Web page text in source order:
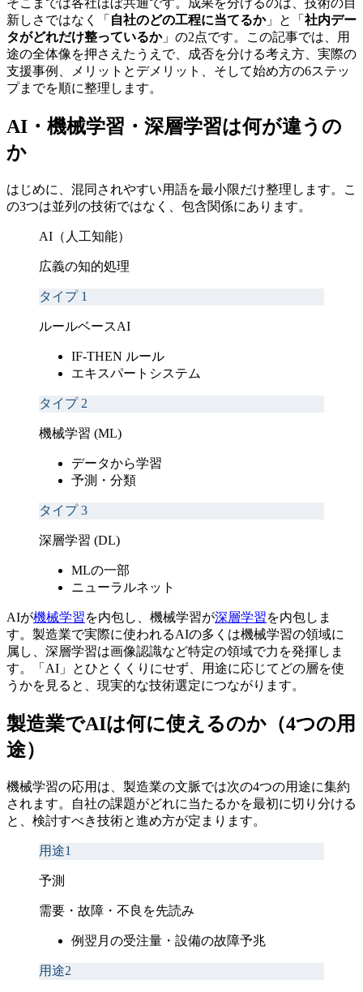
そこまでは各社ほぼ共通です。成果を分けるのは、技術の目
新しさではなく「 自社のどの工程に当てるか」と「 社内デー
タがどれだけ整っているか」の2点です。この記事では、用
途の全体像を押さえたうえで、成否を分ける考え方、実際の
支援事例、メリットとデメリット、そして始め方の6ステッ
プまでを順に整理します。
AI・機械学習・深層学習は何が違うの
か
はじめに、混同されやすい用語を最小限だけ整理します。こ
の3つは並列の技術ではなく、包含関係にあります。
AI（人工知能）
広義の知的処理
タイプ 1
ルールベースAI
IF-THEN ルール
エキスパートシステム
タイプ 2
機械学習 (ML)
データから学習
予測・分類
タイプ3
深層学習 (DL)
MLの一部
ニューラルネット
AIが機械学習を内包し、機械学習が深層学習を内包しま
す。製造業で実際に使われるAIの多くは機械学習の領域に
属し、深層学習は画像認識など特定の領域で力を発揮しま
す。「AI」とひとくくりにせず、用途に応じてどの層を使
うかを見ると、現実的な技術選定につながります。
製造業でAIは何に使えるのか（4つの用
途）
機械学習の応用は、製造業の文脈では次の4つの用途に集約
されます。自社の課題がどれに当たるかを最初に切り分ける
と、検討すべき技術と進め方が定まります。
用途1
予測
需要・故障・不良を先読み
例 翌月の受注量・設備の故障予兆
用途2